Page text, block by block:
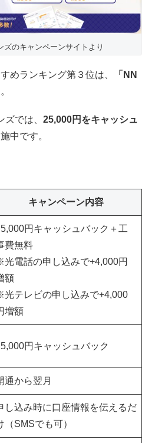
のキャンペーンサイトより
めランキング第３位は、
「NN
では、 25,000円をキャッシュ
中です。
キャンペーン内容
円キャッシュバック＋工
費無料
光電話の申し込みで+4,000円
額
光テレビの申し込みで+4,000
増額
円キャッシュバック
通から翌月
し込み時に口座情報を伝えるだ
（SMSでも可）